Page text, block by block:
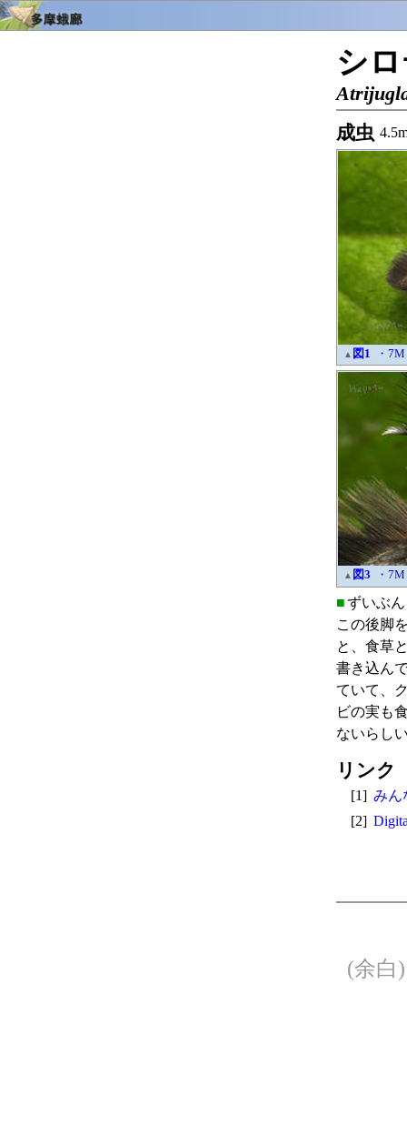
シ
成虫
▲ 図1 ・7M
▲ 図3 ・7M
■ずいぶ
この後脚
と、食草
書き込ん
ていて、
ビの実も
ないらし
リンク
[1] みん
[2]
(余白)